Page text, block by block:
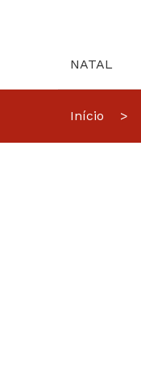
NATAL
Início >